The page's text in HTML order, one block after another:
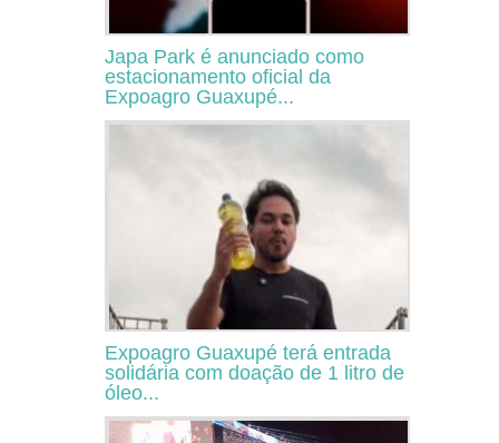
Japa Park é anunciado como
estacionamento oficial da
Expoagro Guaxupé...
Expoagro Guaxupé terá entrada
solidária com doação de 1 litro de
óleo...